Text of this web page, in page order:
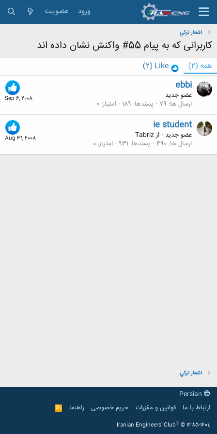
ورود عضویت
اشعار تركي
کاربرانی که به پیام 55# واکنش نشان داده اند
همه (2)
Like
(2)
Sep 6, 2008
ebbi
عضو جدید
ارسال ها 79 پسندها 189 امتیاز 0
Aug 31, 2008
ie student
عضو جدید · ازTabriz
ارسال ها 490 پسندها 931 امتیاز 0
اشعار تركي
ارتباط با ما
قوانین و مقرّرات حریم خصوصی راهنما
R
S
Iranian Engineers' Club® © 1385-1401.